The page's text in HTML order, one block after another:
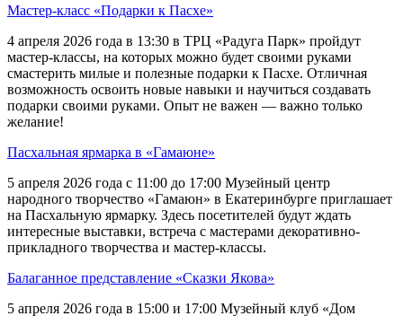
Мастер-класс «Подарки к Пасхе»
4 апреля 2026 года в 13:30 в ТРЦ «Радуга Парк» пройдут
мастер-классы, на которых можно будет своими руками
смастерить милые и полезные подарки к Пасхе. Отличная
возможность освоить новые навыки и научиться создавать
подарки своими руками. Опыт не важен — важно только
желание!
Пасхальная ярмарка в «Гамаюне»
5 апреля 2026 года с 11:00 до 17:00 Музейный центр
народного творчество «Гамаюн» в Екатеринбурге приглашает
на Пасхальную ярмарку. Здесь посетителей будут ждать
интересные выставки, встреча с мастерами декоративно-
прикладного творчества и мастер-классы.
Балаганное представление «Сказки Якова»
5 апреля 2026 года в 15:00 и 17:00 Музейный клуб «Дом